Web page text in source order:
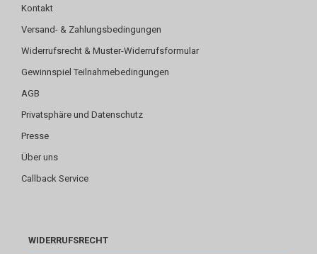
Kontakt
Versand- & Zahlungsbedingungen
Widerrufsrecht & Muster-Widerrufsformular
Gewinnspiel Teilnahmebedingungen
AGB
Privatsphäre und Datenschutz
Presse
Über uns
Callback Service
WIDERRUFSRECHT